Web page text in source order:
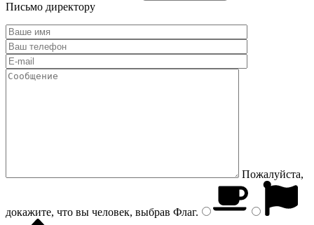
Письмо директору
Пожалуйста,
докажите, что вы человек, выбрав Флаг.